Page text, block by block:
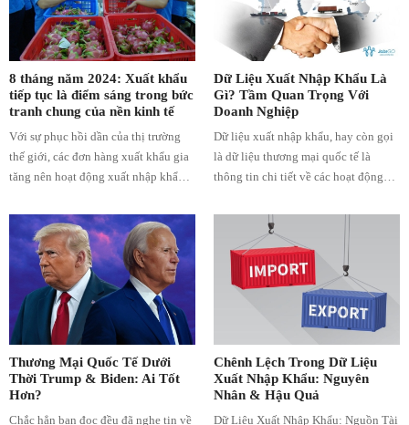
Việt Nam tại CHLB Đức tập trung
thúc đẩy trong thời gian qua. Trong
chuỗi các hoạt động hỗ trợ kết nối
hợp tác trong lĩnh vực này, ngày 12
tháng 9 năm 2024, Thương vụ Việt
Nam tại Đức đã phối hợp với Hiệp
hội ô tô Berlin – Brandenburg và
Chính quyền tỉnh Nam Định tổ chức
Bàn tròn hợp tác kinh tế trong lĩnh
8 tháng năm 2024: Xuất khẩu
tiếp tục là điểm sáng trong bức
tranh chung của nền kinh tế
Với sự phục hồi dần của thị trường
thế giới, các đơn hàng xuất khẩu gia
tăng nên hoạt động xuất nhập khẩu
khởi sắc và đạt được những kết quả
tích cực.
Dữ Liệu Xuất Nhập Khẩu Là
Gì? Tầm Quan Trọng Với
Doanh Nghiệp
Dữ liệu xuất nhập khẩu, hay còn gọi
là dữ liệu thương mại quốc tế là
thông tin chi tiết về các hoạt động
việc mua bán hàng hóa và dịch vụ
qua các biên giới quốc gia. Những
thông tin này thường được ghi nhận
chi tiết về giá trị, khối lượng, và phân
loại hàng hóa hay dịch vụ. Ngoài ra,
dữ liệu xuất nhập khẩu có thể bao
đến, phương thức vận chuyển, và cả
thông tin liên quan đến doanh
nghiệp xuất khẩu và nhập khẩu.
Thương Mại Quốc Tế Dưới
Thời Trump & Biden: Ai Tốt
Hơn?
Chắc hẳn bạn đọc đều đã nghe tin về
Chênh Lệch Trong Dữ Liệu
Xuất Nhập Khẩu: Nguyên
Nhân & Hậu Quả
Dữ Liệu Xuất Nhập Khẩu: Nguồn Tài